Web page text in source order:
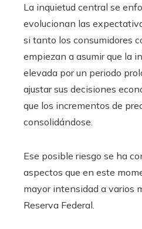
La inquietud central se
evolucionan las
si tanto los consumidores
empiezan a asumir que la
elevada por un periodo
ajustar sus decisiones
que los incrementos de
consolidándose.
Ese posible riesgo se ha
aspectos que en este
mayor intensidad a varios
Reserva Federal.